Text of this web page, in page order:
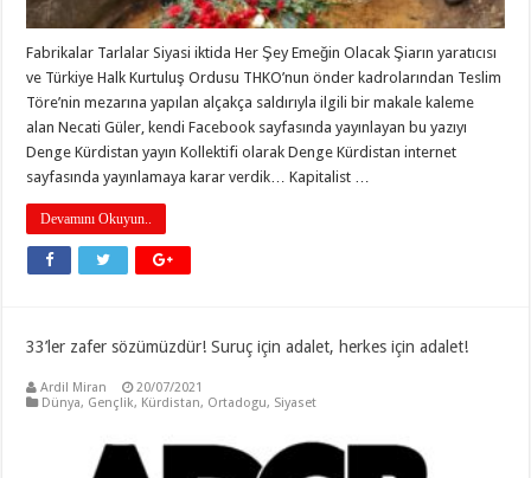
Fabrikalar Tarlalar Siyasi iktida Her Şey Emeğin Olacak Şiarın yaratıcısı
ve Türkiye Halk Kurtuluş Ordusu THKO’nun önder kadrolarından Teslim
Töre’nin mezarına yapılan alçakça saldırıyla ilgili bir makale kaleme
alan Necati Güler, kendi Facebook sayfasında yayınlayan bu yazıyı
Denge Kürdistan yayın Kollektifi olarak Denge Kürdistan internet
sayfasında yayınlamaya karar verdik… Kapitalist …
Devamını Okuyun..
33’ler zafer sözümüzdür! Suruç için adalet, herkes için adalet!
Ardil Miran
20/07/2021
Dünya, Gençlik, Kürdistan, Ortadogu, Siyaset